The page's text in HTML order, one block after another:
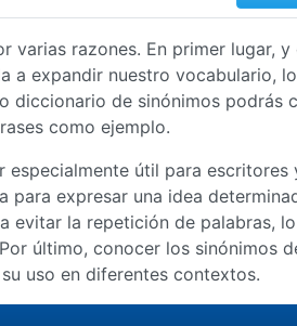
varias razones. En primer lugar, y
a expandir nuestro vocabulario,
diccionario de sinónimos podrás
como ejemplo.
especialmente útil para escritores
para expresar una idea
evitar la repetición de palabras,
último, conocer los sinónimos
uso en diferentes contextos.